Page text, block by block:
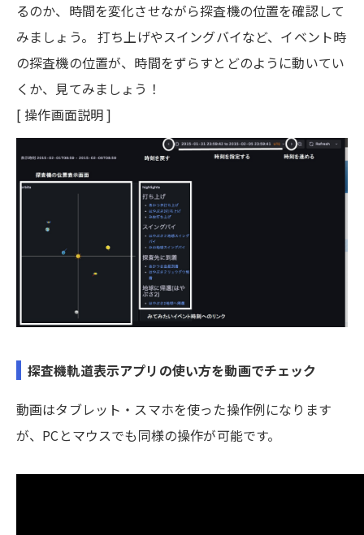
るのか、時間を変化させながら探査機の位置を確認して
みましょう。 打ち上げやスイングバイなど、イベント時
の探査機の位置が、時間をずらすとどのように動いてい
くか、見てみましょう！
[ 操作画面説明 ]
探査機軌道表示アプリの使い方を動画でチェック
動画はタブレット・スマホを使った操作例になります
が、PCとマウスでも同様の操作が可能です。